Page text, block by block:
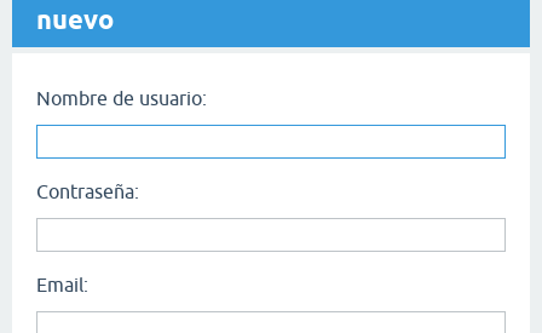
nuevo
Nombre de usuario:
Contraseña:
Email: